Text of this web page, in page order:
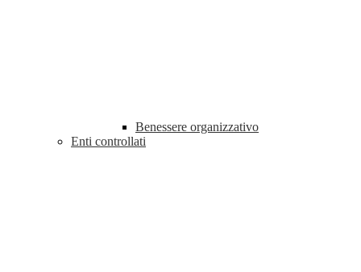
Benessere organizzativo
Enti controllati